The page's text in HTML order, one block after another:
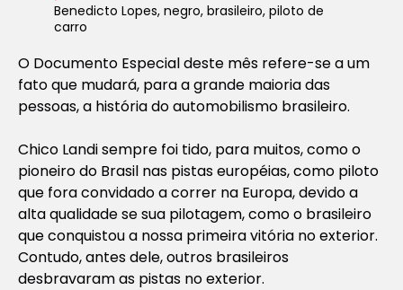
Benedicto Lopes, negro, brasileiro, piloto de
carro
O Documento Especial deste mês refere-se a um
fato que mudará, para a grande maioria das
pessoas, a história do automobilismo brasileiro.
Chico Landi sempre foi tido, para muitos, como o
pioneiro do Brasil nas pistas européias, como piloto
que fora convidado a correr na Europa, devido a
alta qualidade se sua pilotagem, como o brasileiro
que conquistou a nossa primeira vitória no exterior.
Contudo, antes dele, outros brasileiros
desbravaram as pistas no exterior.